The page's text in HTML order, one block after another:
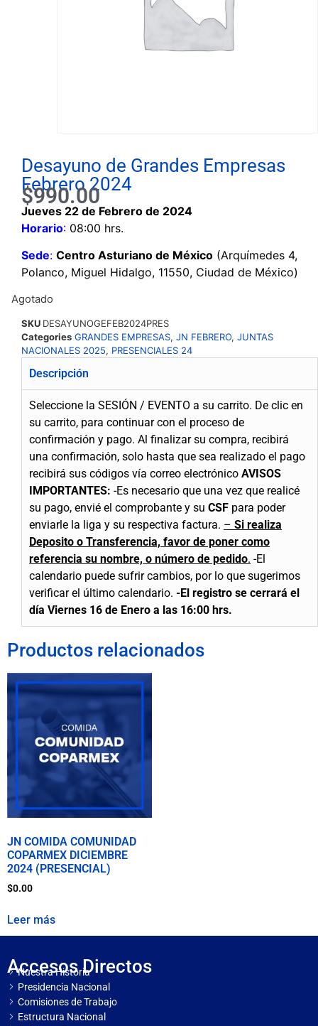
Desayuno de Grandes Empresas
Febrero 2024
$990.00
Jueves 22 de Febrero de 2024
Horario: 08:00 hrs.
Sede: Centro Asturiano de México (Arquímedes 4,
Polanco, Miguel Hidalgo, 11550, Ciudad de México)
Agotado
SKU DESAYUNOGEFEB2024PRES
Categories GRANDES EMPRESAS, JN FEBRERO, JUNTAS
NACIONALES 2025, PRESENCIALES 24
Descripción
Seleccione la SESIÓN / EVENTO a su carrito. De clic en
su carrito, para continuar con el proceso de
confirmación y pago. Al finalizar su compra, recibirá
una confirmación, solo hasta que sea realizado el pago
recibirá sus códigos vía correo electrónico AVISOS
IMPORTANTES: -Es necesario que una vez que realicé
su pago, envié el comprobante y su CSF para poder
enviarle la liga y su respectiva factura. – Si realiza
Deposito o Transferencia, favor de poner como
referencia su nombre, o número de pedido. -El
calendario puede sufrir cambios, por lo que sugerimos
verificar el último calendario. -El registro se cerrará el
día Viernes 16 de Enero a las 16:00 hrs.
Productos relacionados
JN COMIDA COMUNIDAD
COPARMEX DICIEMBRE
2024 (PRESENCIAL)
$0.00
Leer más
Accesos Directos
Nuestra Historia
Presidencia Nacional
Comisiones de Trabajo
Estructura Nacional